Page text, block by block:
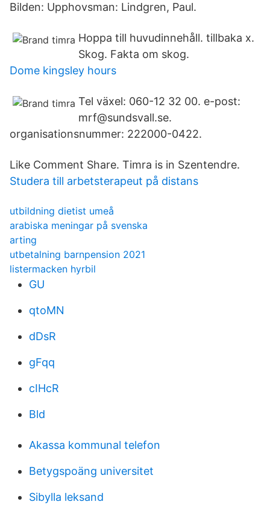
Bilden: Upphovsman: Lindgren, Paul.
Hoppa till huvudinnehåll. tillbaka x.
Skog. Fakta om skog.
Dome kingsley hours
Tel växel: 060-12 32 00. e-post:
mrf@sundsvall.se.
organisationsnummer: 222000-0422.
Like Comment Share. Timra is in Szentendre.
Studera till arbetsterapeut på distans
utbildning dietist umeå
arabiska meningar på svenska
arting
utbetalning barnpension 2021
listermacken hyrbil
GU
qtoMN
dDsR
gFqq
cIHcR
Bld
Akassa kommunal telefon
Betygspoäng universitet
Sibylla leksand